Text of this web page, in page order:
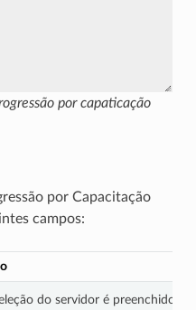
por capaticação
por Capacitação
campos:
do servidor é preenchido o